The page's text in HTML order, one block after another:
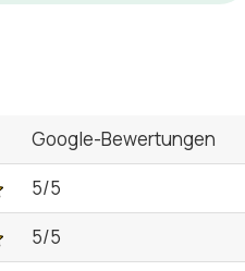
Google-Bewertungen
5/5
5/5